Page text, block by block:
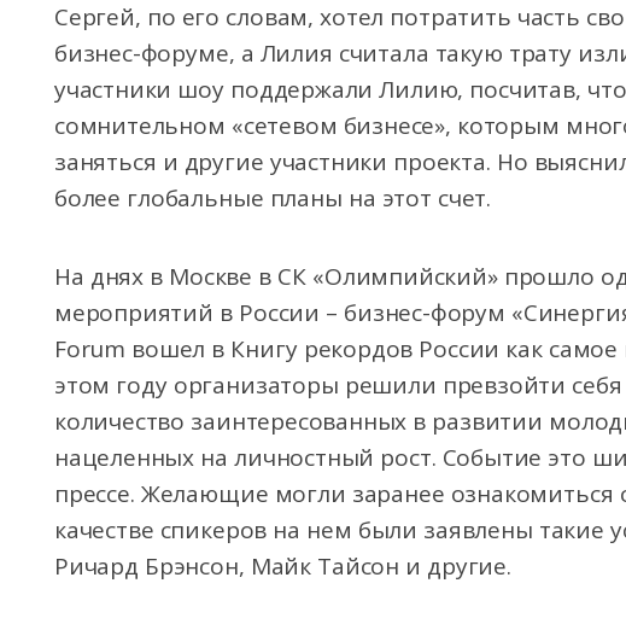
Сергей, по его словам, хотел потратить часть
бизнес-форуме, а Лилия считала такую трату
участники шоу поддержали Лилию, посчитав,
сомнительном «сетевом бизнесе», которым
заняться и другие участники проекта. Но
более глобальные планы на этот счет.
На днях в Москве в СК «Олимпийский» прошло
мероприятий в России – бизнес-форум
Forum вошел в Книгу рекордов России как
этом году организаторы решили превзойти
количество заинтересованных в развитии
нацеленных на личностный рост. Событие это
прессе. Желающие могли заранее
качестве спикеров на нем были заявлены такие
Ричард Брэнсон, Майк Тайсон и другие.